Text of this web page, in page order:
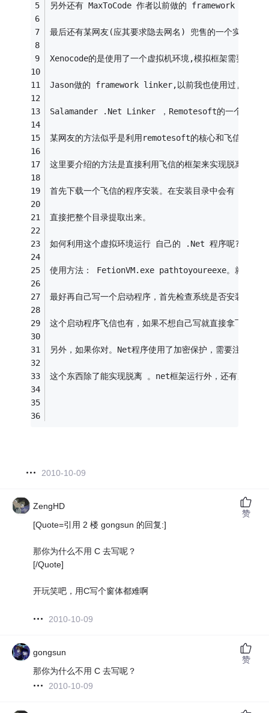
另外还有 MaxToCode 作者以前做的 framework
最后还有某网友(应其要求隐去网名) 兜售的一个实现方
Xenocode的是使用了一个虚拟机环境,模拟框架需要的
Jason做的 framework linker,以前我也使用过, 他的实
Salamander .Net Linker ，Remotesoft的一个产品，没
某网友的方法似乎是利用remotesoft的核心和飞信的框
这里要介绍的方法是直接利用飞信的框架来实现脱离
首先下载一个飞信的程序安装。在安装目录中会有
直接把整个目录提取出来。
如何利用这个虚拟环境运行 自己的 .Net 程序呢?很简
使用方法： FetionVM.exe pathtoyoureexe。就是直
最好再自己写一个启动程序，首先检查系统是否安装了。
这个启动程序飞信也有，如果不想自己写就直接拿飞
另外，如果你对。Net程序使用了加密保护，需要注意一
这个东西除了能实现脱离 。net框架运行外，还有另外
2010-10-09
ZengHD
[Quote=引用 2 楼 gongsun 的回复:]
那你为什么不用 C 去写呢？
[/Quote]
开玩笑吧，用C写个窗体都难啊
2010-10-09
赞
gongsun
那你为什么不用 C 去写呢？
2010-10-09
赞